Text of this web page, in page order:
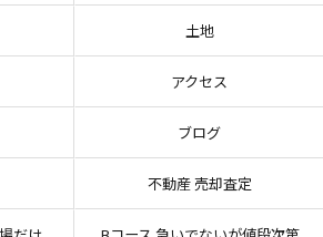
土地
アクセス
ブログ
不動産 売却査定